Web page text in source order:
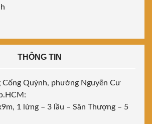
THÔNG TIN
Cống Quỳnh, phường Nguyễn Cư
1 lửng – 3 lầu – Sân Thượng – 5